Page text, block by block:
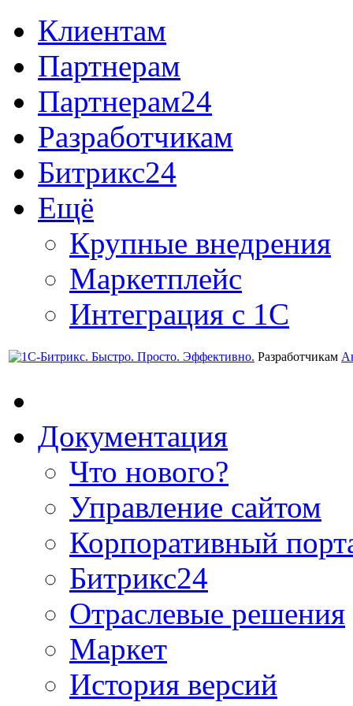
Клиентам
Партнерам
Партнерам24
Разработчикам
Битрикс24
Ещё
Крупные внедрения
Маркетплейс
Интеграция с 1С
Разработчикам
Документация
Что нового?
Управление сайтом
Корпоративный
Битрикс24
Отраслевые решения
Маркет
История версий